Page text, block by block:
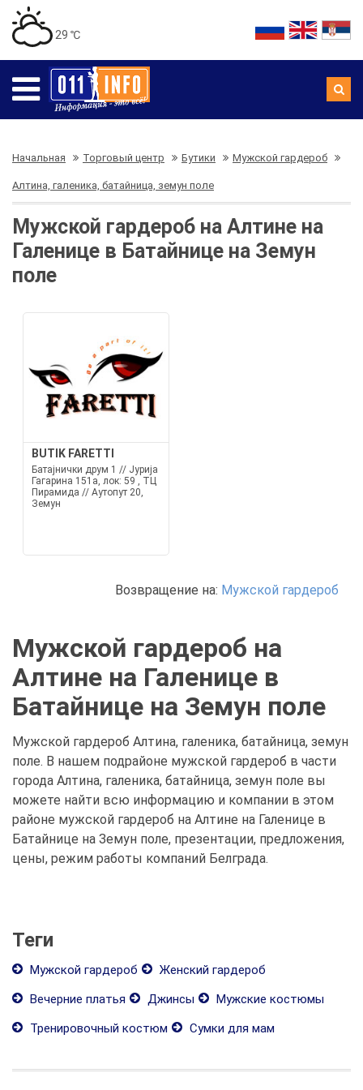
29 ℃
Начальная Торговый центр Бутики Мужской гардероб
Алтина, галеника, батайница, земун поле
Мужской гардероб на Алтине на
Галенице в Батайнице на Земун
поле
BUTIK FARETTI
Батајнички друм 1 // Јурија
Гагарина 151а, лок: 59 , ТЦ
Пирамида // Аутопут 20,
Земун
Возвращение на: Мужской гардероб
Мужской гардероб на
Алтине на Галенице в
Батайнице на Земун поле
Мужской гардероб Алтина, галеника, батайница, земун
поле. В нашем подрайоне мужской гардероб в части
города Алтина, галеника, батайница, земун поле вы
можете найти всю информацию и компании в этом
районе мужской гардероб на Алтине на Галенице в
Батайнице на Земун поле, презентации, предложения,
цены, режим работы компаний Белграда.
Теги
Мужской гардероб
Женский гардероб
Вечерние платья
Джинсы
Мужские костюмы
Тренировочный костюм
Сумки для мам